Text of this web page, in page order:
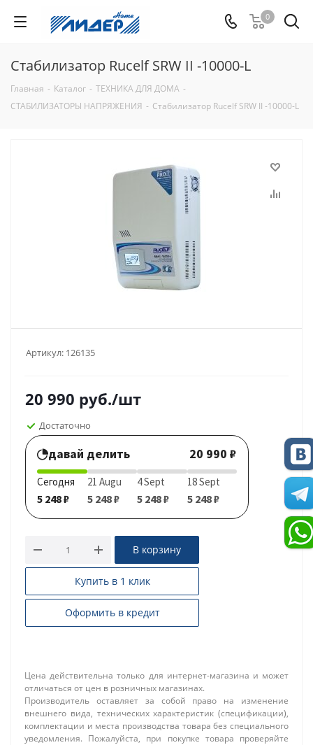
0
Стабилизатор Rucelf SRW II -10000-L
Главная - Каталог - ТЕХНИКА ДЛЯ ДОМА -
СТАБИЛИЗАТОРЫ НАПРЯЖЕНИЯ - Стабилизатор Rucelf SRW II -10000-L
Артикул: 126135
20 990 руб./шт
Достаточно
давай делить 20 990 ₽
Сегодня
5 248 ₽
21 Augu
5 248 ₽
4 Sept
5 248 ₽
18 Sept
5 248 ₽
В корзину
Купить в 1 клик
Оформить в кредит
Цена действительна только для интернет-магазина и может
отличаться от цен в розничных магазинах.
Производитель оставляет за собой право на изменение
внешнего вида, технических характеристик (спецификации),
комплектации и места производства товара без специального
уведомления. Пожалуйста, при покупке товара проверяйте